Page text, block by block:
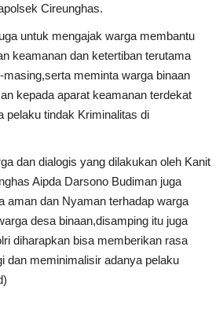
Cireunghas.
untuk mengajak warga membantu
keamanan dan ketertiban terutama
meminta warga binaan
kepada aparat keamanan terdekat
pelaku tindak Kriminalitas di
dan dialogis yang dilakukan oleh Kanit
Aipda Darsono Budiman juga
aman dan Nyaman terhadap warga
desa binaan,disamping itu juga
diharapkan bisa memberikan rasa
dan meminimalisir adanya pelaku